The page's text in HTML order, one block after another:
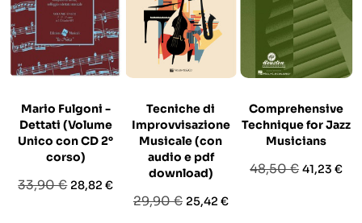
Mario Fulgoni -
Dettati (Volume
Unico con CD 2°
corso)
Prezzo
33,90 € Prezzo
28,82 €
Tecniche di
Improvvisazione
Musicale (con
audio e pdf
download)
Prezzo
29,90 € Prezzo
25,42 €
Comprehensive
Technique for Jazz
Musicians
Prezzo
48,50 € Prezzo
41,23 €